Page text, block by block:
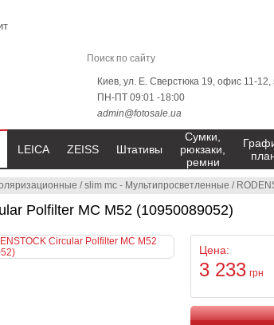
/slim mc - Мультипросветленные /
Polfilter MC M52 (10950089052)
Цена:
3 233 грн
Киев, ул. Е. Сверстюка 19, офис 11-12,
ПН-ПТ 09:01 -18:00
admin@fotosale.ua
LEICA ZEISS Штативы
Сумки,
рюкзаки,
ремни